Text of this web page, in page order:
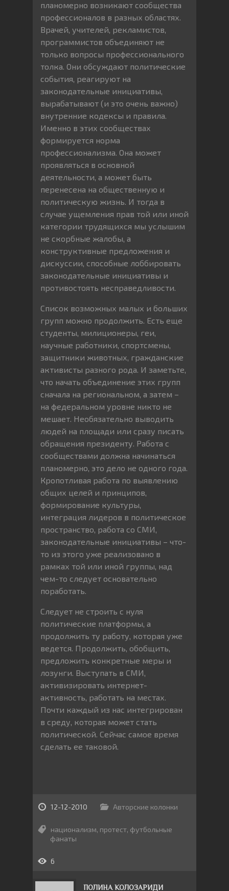
планомерно возникают сообщества
профессионалов в разных областях.
Врачей, учителей, рекламистов,
программистов объединяют не
только вопросы профессионального
толка. Они обсуждают политические
события, реагируют на
законодательные инициативы,
вырабатывают (и это очень важно)
внутренние кодексы и правила.
Именно в этих сообществах
формируется норма
профессионализма. Она может
проявляться в основной
деятельности, а может быть
перенесена на общественную и
политическую жизнь. И тогда в
случае ущемления прав той или иной
категории трудящихся мы услышим
не скорбные жалобы, а
конструктивные предложения и
дискуссии, способные лоббировать
законодательные инициативы и
противостоять несправедливости.
Список возможных малых и больших
групп можно продолжить. Есть еще
студенты, милиционеры, геи,
научные работники, спортсмены,
защитники животных, гражданские
активисты разного рода. И заметьте,
что начать объединение этих групп
сначала на региональном, а затем –
на федеральном уровне никто не
мешает. Необязательно выводить
людей на площади или сразу писать
обращения президенту. Работа с
сообществами должна начинаться
планомерно, это дело не одного года.
Кропотливая работа по выявлению
общих целей и принципов,
формирование культуры,
интеграция лидеров в политическое
пространство, работа со СМИ,
законодательные инициативы – что-
то из этого уже реализовано в
рамках той или иной группы, над
чем-то следует основательно
поработать.
Следует не строить с нуля
политические платформы, а
продолжить ту работу, которая уже
ведется. Продолжить, обобщить,
предложить конкретные меры и
лозунги. Выступать в СМИ,
активизировать интернет-
активность, работать на местах.
Почти каждый из нас интегрирован
в среду, которая может стать
политической. Сейчас самое время
сделать ее таковой.
12-12-2010 Авторские колонки
национализм, протест, футбольные
фанаты
6
ПОЛИНА КОЛОЗАРИДИ